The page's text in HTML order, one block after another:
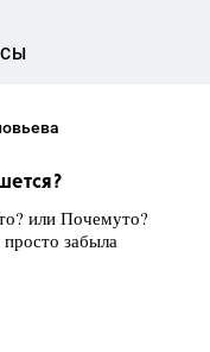
или Почемуто?
забыла